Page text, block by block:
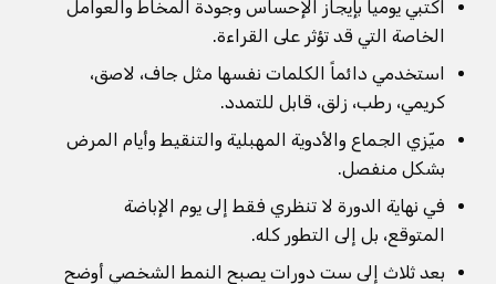
اكتبي يومياً بإيجاز الإحساس وجودة المخاط والعوامل
الخاصة التي قد تؤثر على القراءة.
استخدمي دائماً الكلمات نفسها مثل جاف، لاصق،
كريمي، رطب، زلق، قابل للتمدد.
ميّزي الجماع والأدوية المهبلية والتنقيط وأيام المرض
بشكل منفصل.
في نهاية الدورة لا تنظري فقط إلى يوم الإباضة
المتوقع، بل إلى التطور كله.
بعد ثلاث إلى ست دورات يصبح النمط الشخصي أوضح